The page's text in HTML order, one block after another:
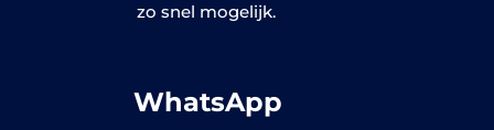
zo snel mogelijk.
WhatsApp